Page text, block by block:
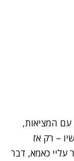
המציאות,
– רק אז
כאמא, דבר